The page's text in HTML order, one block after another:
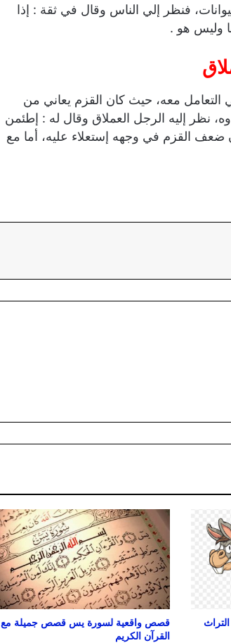
فنظر إلي الناس وقال في ثقة : إذا
وليس هو .
معه، حيث كان القزم يعاني من
نظر إليه الرجل العملاق وقال له : إطئمن
ضعف القزم في وجهه إستعلاء عليه، أما مع
قصص واقعية لسورة يس قصص جميلة مع
القرآن الكريم